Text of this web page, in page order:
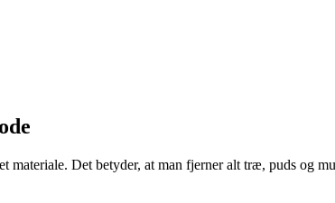
materiale. Det betyder, at man fjerner alt træ, puds og